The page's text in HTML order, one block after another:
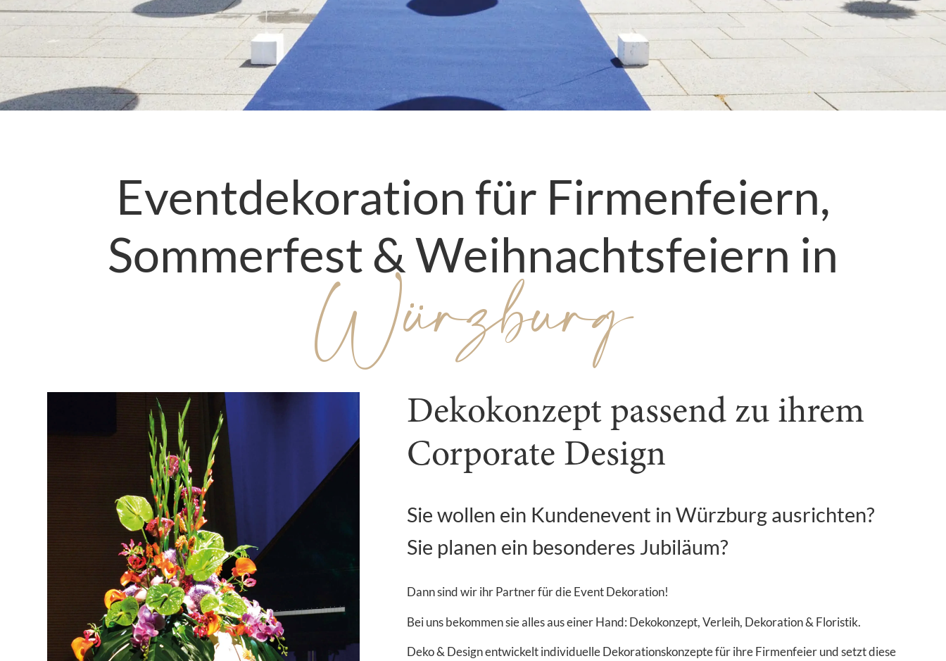
Eventdekoration für Firmenfeiern,
Sommerfest & Weihnachtsfeiern in
Würzburg
Dekokonzept passend zu ihrem
Corporate Design
Sie wollen ein Kundenevent in Würzburg ausrichten?
Sie planen ein besonderes Jubiläum?
Dann sind wir ihr Partner für die Event Dekoration!
Bei uns bekommen sie alles aus einer Hand: Dekokonzept, Verleih, Dekoration & Floristik.
Deko & Design entwickelt individuelle Dekorationskonzepte für ihre Firmenfeier und setzt diese